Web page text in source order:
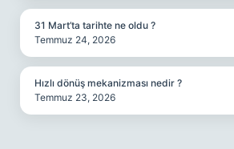
31 Mart’ta tarihte ne oldu ?
Temmuz 24, 2026
Hızlı dönüş mekanizması nedir ?
Temmuz 23, 2026